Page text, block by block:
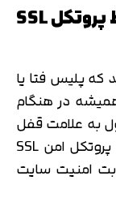
چگونه بفهمیم یک سایت توسط پروتکل SSL
که پلیس فتا یا
در هنگام
به علامت قفل
کنار سایت توجه کنید. این دقیقا همان پروتکل امن SSL
امنیت سایت